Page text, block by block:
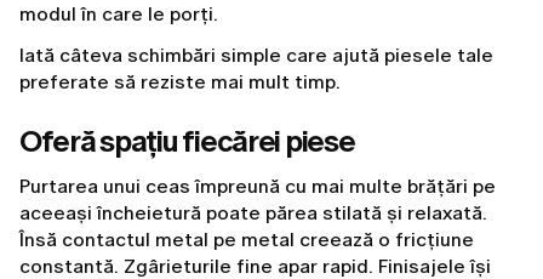
modul în care le porți.
Iată câteva schimbări simple care ajută piesele tale
preferate să reziste mai mult timp.
Oferă spațiu fiecărei piese
Purtarea unui ceas împreună cu mai multe brățări pe
aceeași încheietură poate părea stilată și relaxată.
Însă contactul metal pe metal creează o fricțiune
constantă. Zgârieturile fine apar rapid. Finisajele își